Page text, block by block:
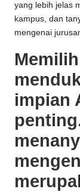
yang lebih jelas
kampus, dan
mengenai
impian